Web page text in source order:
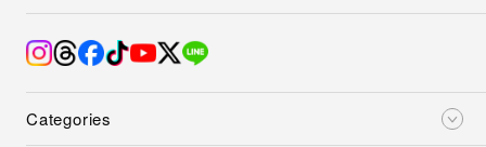
Categories